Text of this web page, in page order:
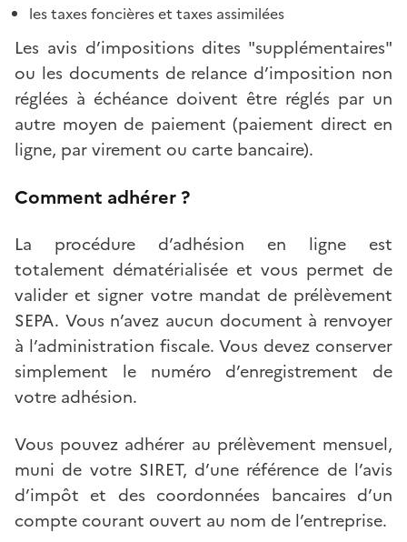
les taxes foncières et taxes assimilées
Les avis d’impositions dites "supplémentaires"
ou les documents de relance d’imposition non
réglées à échéance doivent être réglés par un
autre moyen de paiement (paiement direct en
ligne, par virement ou carte bancaire).
Comment adhérer ?
La procédure d’adhésion en ligne est
totalement dématérialisée et vous permet de
valider et signer votre mandat de prélèvement
SEPA. Vous n’avez aucun document à renvoyer
à l’administration fiscale. Vous devez conserver
simplement le numéro d’enregistrement de
votre adhésion.
Vous pouvez adhérer au prélèvement mensuel,
muni de votre SIRET, d’une référence de l’avis
d’impôt et des coordonnées bancaires d’un
compte courant ouvert au nom de l’entreprise.